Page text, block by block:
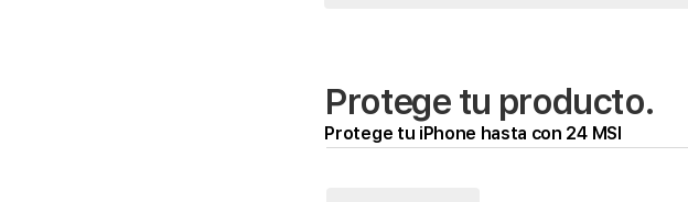
Protege tu producto.
Protege tu iPhone hasta con 24 MSI